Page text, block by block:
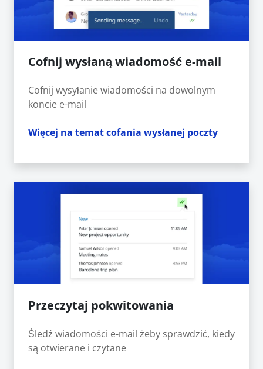
Cofnij wysłaną wiadomość e-mail
Cofnij wysyłanie wiadomości na dowolnym
koncie e-mail
Więcej na temat cofania wysłanej poczty
Przeczytaj pokwitowania
Śledź wiadomości e-mail żeby sprawdzić, kiedy
są otwierane i czytane